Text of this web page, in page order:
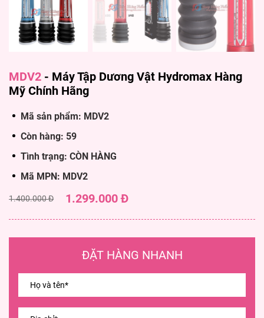
MDV2 - Máy Tập Dương Vật Hydromax Hàng
Mỹ Chính Hãng
Mã sản phẩm: MDV2
Còn hàng: 59
Tình trạng: CÒN HÀNG
Mã MPN: MDV2
1.400.000 Đ 1.299.000 Đ
ĐẶT HÀNG NHANH